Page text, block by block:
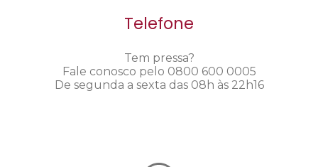
Telefone
Tem pressa?
Fale conosco pelo 0800 600 0005
De segunda a sexta das 08h às 22h16